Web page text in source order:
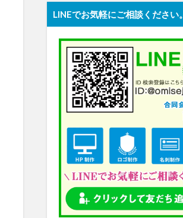
LINEでお気軽にご相談ください。